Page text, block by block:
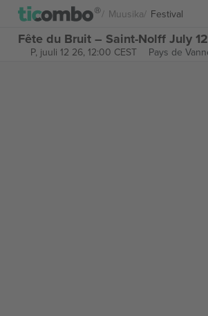
Muusika Festival
Fête du Bruit – Saint-Nolff July
P, juuli 12 26, 12:00 CEST Pays de